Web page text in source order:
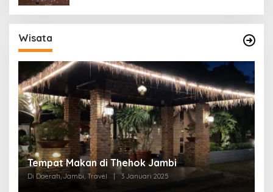
Wisata
Tempat Makan di Thehok Jambi
Di Daerah, Jambi, Travel | 3 Januari 2025